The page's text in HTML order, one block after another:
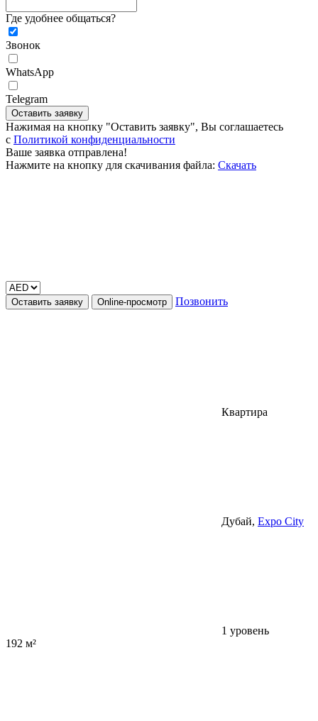
Где удобнее общаться?
Звонок
WhatsApp
Telegram
Оставить заявку
Нажимая на кнопку "Оставить заявку", Вы соглашаетесь
c Политикой конфиденциальности
Ваше заявка отправлена!
Нажмите на кнопку для скачивания файла: Скачать
Оставить заявку Online-просмотр Позвонить
Квартира
Дубай, Expo City
1 уровень
192 м²